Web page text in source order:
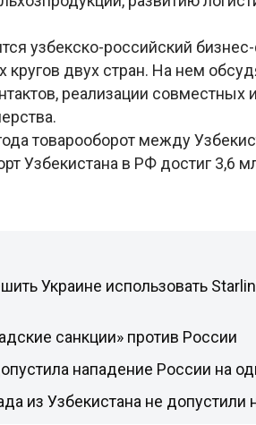
узбекско-российский
кругов двух стран. На нем
реализации совместных
товарооборот между
Узбекистана в РФ достиг 3,6
Украине использовать
санкции» против России
нападение России на
из Узбекистана не допустили